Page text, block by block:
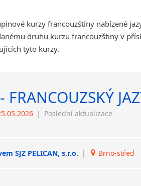
kurzy francouzštiny nabízené
druhu kurzu francouzštiny v
tyto kurzy.
| Poslední aktualizace
SJZ PELICAN, s.r.o. | Brno-střed